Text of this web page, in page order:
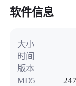
软件信息
大小
时间
版本
MD5